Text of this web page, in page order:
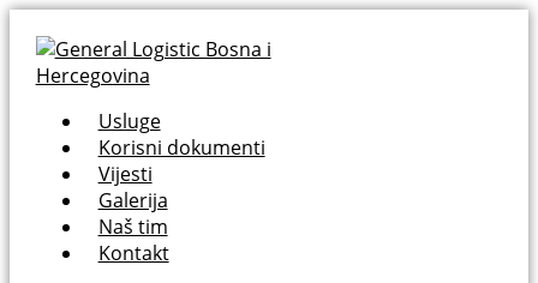
Usluge
Korisni dokumenti
Vijesti
Galerija
Naš tim
Kontakt